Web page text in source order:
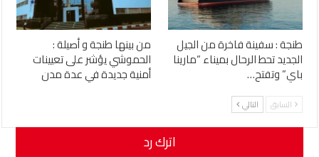
طنجة : سفينة فاخرة من الجيل
الجديد تحط الرحال بميناء “مارينا
باي” وتفتح…
من بينها طنجة و أصيلة :
الحموشي يؤشر على تعيينات
أمنية جديدة في عدة مدن
السابق التالي
اترك رد
لن يتم نشر عنوان بريدك الإلكتروني.